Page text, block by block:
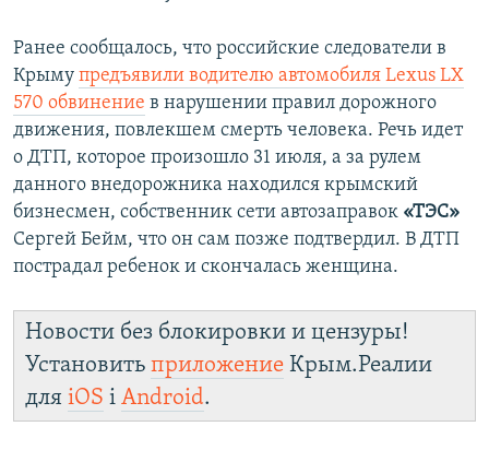
Ранее сообщалось, что российские следователи в
Крыму предъявили водителю автомобиля Lexus LX
570 обвинение в нарушении правил дорожного
движения, повлекшем смерть человека. Речь идет
о ДТП, которое произошло 31 июля, а за рулем
данного внедорожника находился крымский
бизнесмен, собственник сети автозаправок «ТЭС»
Сергей Бейм, что он сам позже подтвердил. В ДТП
пострадал ребенок и скончалась женщина.
Новости без блокировки и цензуры!
Установить приложение Крым.Реалии
для iOS і Android.